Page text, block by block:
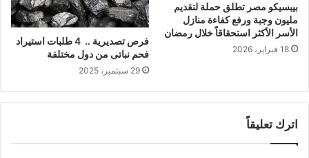
بيبسيكو مصر تطلق حملة لتقديم
مليون وجبة ورفع كفاءة منازل
الأسر الأكثر استحقاقاً خلال رمضان
18 فبراير، 2026
فرص تصديرية .. 4 طلبات استيراد
فحم نباتى من دول مختلفة
29 سبتمبر، 2025
اترك تعليقاً